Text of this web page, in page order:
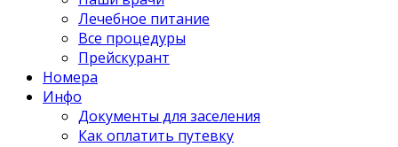
Лечебное питание
Все процедуры
Прейскурант
Номера
Инфо
Документы для заселения
Как оплатить путевку